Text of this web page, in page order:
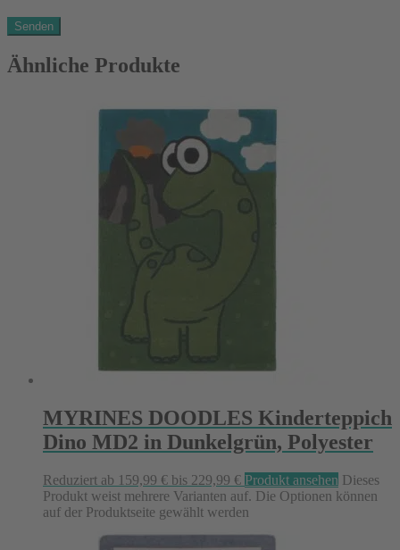
Ähnliche Produkte
MYRINES DOODLES Kinderteppich
Dino MD2 in Dunkelgrün, Polyester
Reduziert ab 159,99 € bis 229,99 € Produkt ansehen Dieses
Produkt weist mehrere Varianten auf. Die Optionen können
auf der Produktseite gewählt werden